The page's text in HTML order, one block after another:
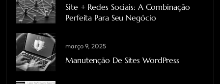
Site + Redes Sociais: A Combinação
Perfeita Para Seu Negócio
março 9, 2025
Manutenção De Sites WordPress